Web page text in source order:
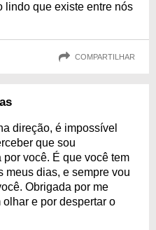
lindo que existe entre nós
COMPARTILHAR
direção, é impossível
que sou
você. É que você tem
meus dias, e sempre vou
Obrigada por me
e por despertar o